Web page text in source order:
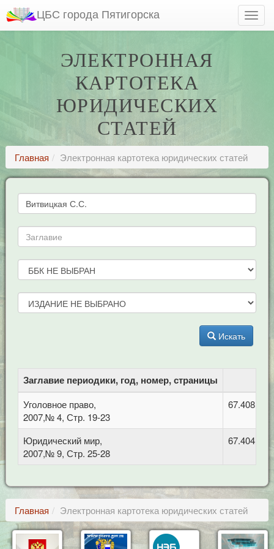
ЦБС города Пятигорска
ЭЛЕКТРОННАЯ
КАРТОТЕКА
ЮРИДИЧЕСКИХ
СТАТЕЙ
Главная Электронная картотека юридических статей
Искать
Заглавие периодики, год, номер, страницы
Уголовное право,
2007,№ 4, Стр. 19-23
67.408
Юридический мир,
2007,№ 9, Стр. 25-28
67.404
Главная Электронная картотека юридических статей